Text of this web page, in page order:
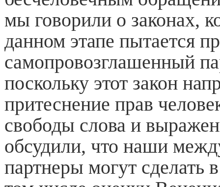
мы говорили о законах,
данном этапе пытается
самопровозглашенный
поскольку этот закон
притеснение прав
свободы слова и
обсудили, что наши
партнеры могут сделать